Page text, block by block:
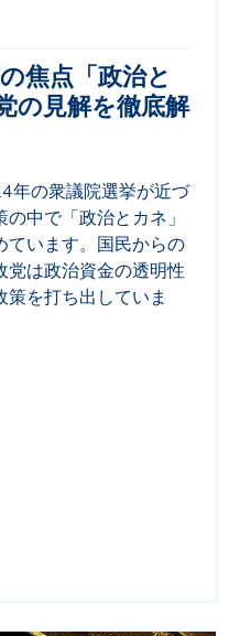
焦点「政治と
の見解を徹底解
年の衆議院選挙が近づ
中で「政治とカネ」
ています。国民からの
党は政治資金の透明性
を打ち出していま